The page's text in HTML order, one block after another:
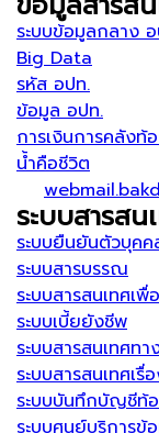
ระบบข้อมูลกลาง
Big Data
รหัส อปท.
ข้อมูล อปท.
การเงินการคลังท้
น้ำคือชีวิต
ระบบสารสน
ระบบยืนยันตัวบุคค
ระบบสารบรรณ
ระบบสารสนเทศเ
ระบบเบี้ยยังชีพ
ระบบสารสนเทศท
ระบบสารสนเทศเ
ระบบบันทึกบัญชีท้
ระบบศูนย์บริการ